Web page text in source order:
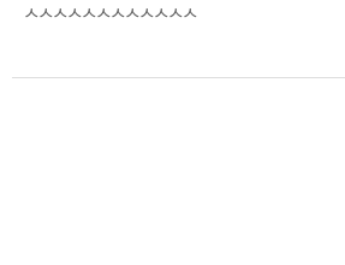
ㅅㅅㅅㅅㅅㅅㅅㅅㅅㅅㅅㅅ